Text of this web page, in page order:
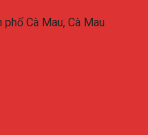
Cà Mau, Cà Mau